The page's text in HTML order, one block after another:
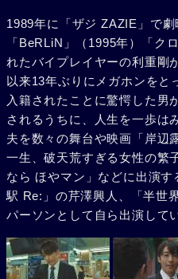
1989年に「ザジ ZAZIE」で劇
「BeRLiN」（1995年）「ク
れたバイプレイヤーの利重剛
以来13年ぶりにメガホンをと
入籍されたことに驚愕した男
されるうちに、人生を一歩は
夫を数々の舞台や映画「岸辺
一生、破天荒すぎる女性の繁
なら ほやマン」などに出演
駅 Re:」の芹澤興人、「半世
パーソンとして自ら出演して